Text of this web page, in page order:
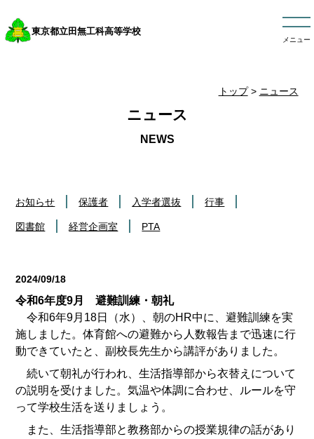
東京都立田無工科高等学校
メニュー
トップ> ニュース
ニュース
お知らせ 保護者 入学者選抜 行事
図書館 経営企画室 PTA
2024/09/18
令和6年度9月 避難訓練・朝礼
令和6年9月18日（水）、朝のHR中に、避難訓練を実
施しました。体育館への避難から人数報告まで迅速に行
動できていたと、副校長先生から講評がありました。
続いて朝礼が行われ、生活指導部から衣替えについて
の説明を受けました。気温や体調に合わせ、ルールを守
って学校生活を送りましょう。
また、生活指導部と教務部からの授業規律の話があり